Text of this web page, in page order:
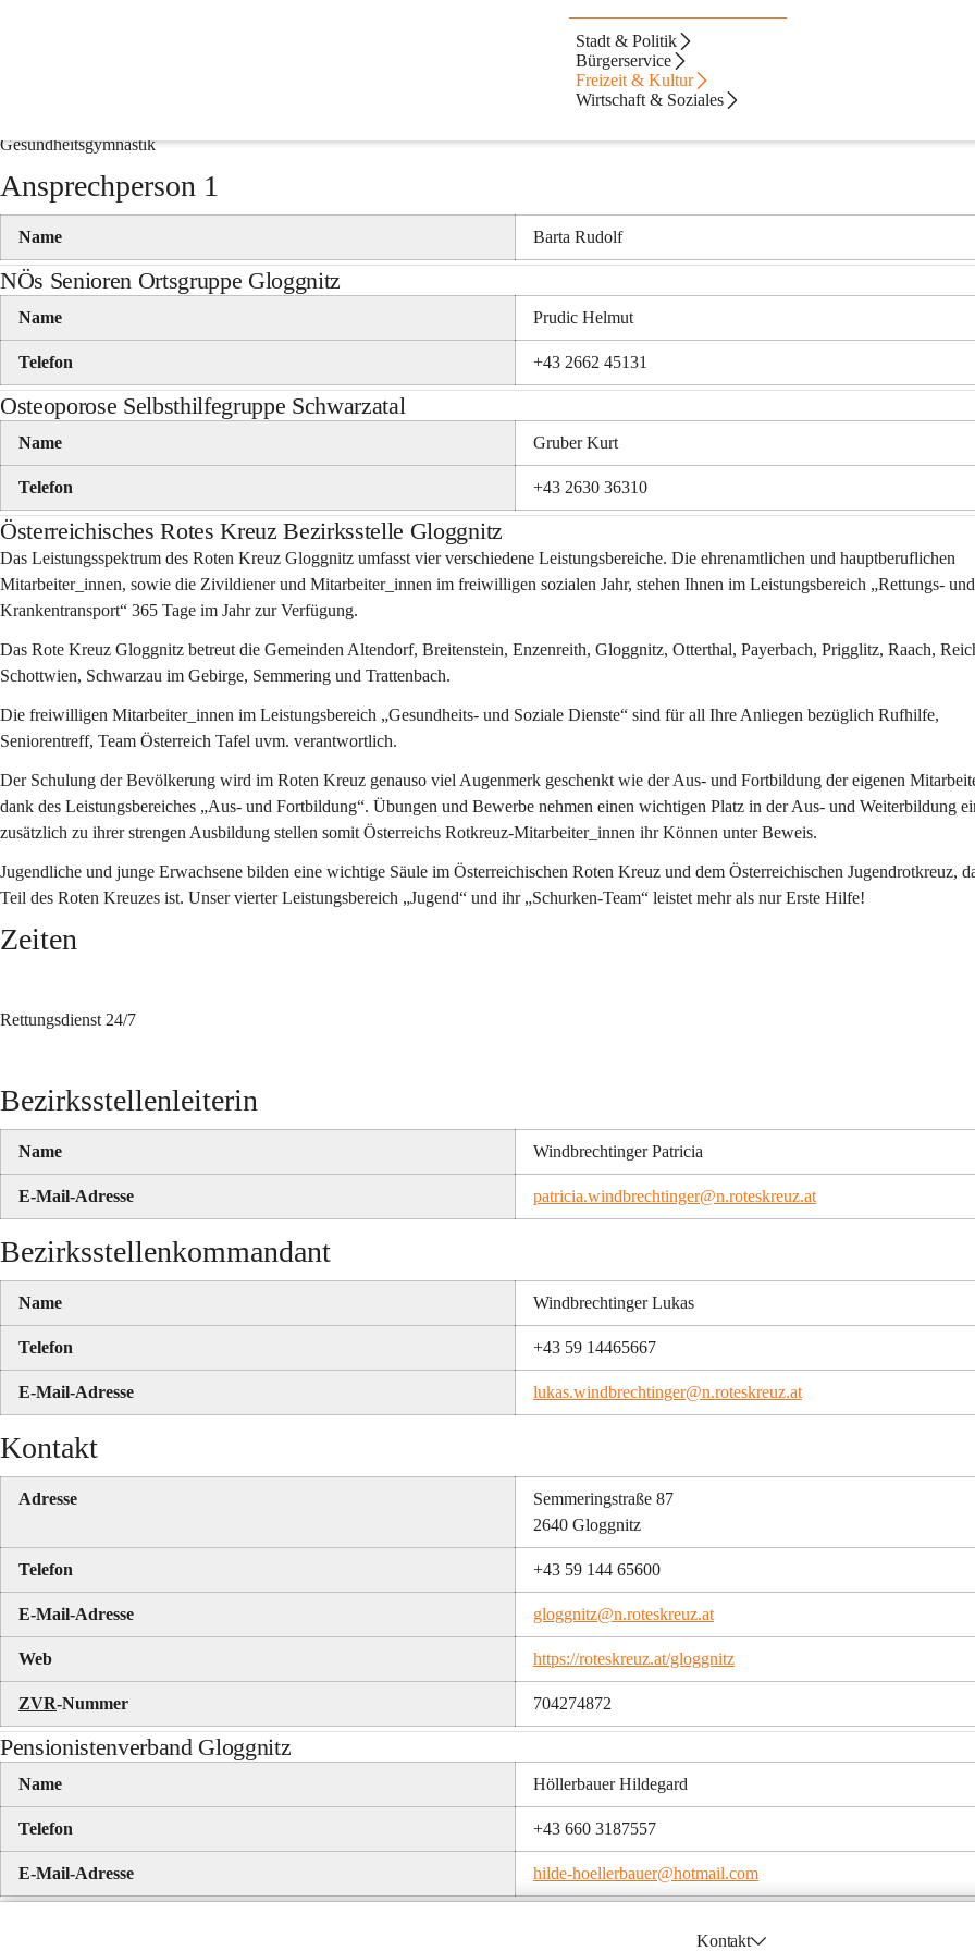
Stadt & Politik
Bürgerservice
Freizeit & Kultur
Wirtschaft & Soziales
Gesundheitsgymnastik
Ansprechperson 1
Name Barta Rudolf
NÖs Senioren Ortsgruppe Gloggnitz
Name Prudic Helmut
Telefon +43 2662 45131
Osteoporose Selbsthilfegruppe Schwarzatal
Name Gruber Kurt
Telefon +43 2630 36310
Österreichisches Rotes Kreuz Bezirksstelle Gloggnitz
Das Leistungsspektrum des Roten Kreuz Gloggnitz umfasst vier verschiedene Leistungsbereiche. Die ehrenamtlichen und hauptberuflichen
Mitarbeiter_innen, sowie die Zivildiener und Mitarbeiter_innen im freiwilligen sozialen Jahr, stehen Ihnen im Leistungsbereich „Rettungs- und
Krankentransport“ 365 Tage im Jahr zur Verfügung.
Das Rote Kreuz Gloggnitz betreut die Gemeinden Altendorf, Breitenstein, Enzenreith, Gloggnitz, Otterthal, Payerbach, Prigglitz, Raach,
Schottwien, Schwarzau im Gebirge, Semmering und Trattenbach.
Die freiwilligen Mitarbeiter_innen im Leistungsbereich „Gesundheits- und Soziale Dienste“ sind für all Ihre Anliegen bezüglich Rufhilfe,
Seniorentreff, Team Österreich Tafel uvm. verantwortlich.
Der Schulung der Bevölkerung wird im Roten Kreuz genauso viel Augenmerk geschenkt wie der Aus- und Fortbildung der eigenen
dank des Leistungsbereiches „Aus- und Fortbildung“. Übungen und Bewerbe nehmen einen wichtigen Platz in der Aus- und Weiterbildung
zusätzlich zu ihrer strengen Ausbildung stellen somit Österreichs Rotkreuz-Mitarbeiter_innen ihr Können unter Beweis.
Jugendliche und junge Erwachsene bilden eine wichtige Säule im Österreichischen Roten Kreuz und dem Österreichischen Jugendrotkreuz,
Teil des Roten Kreuzes ist. Unser vierter Leistungsbereich „Jugend“ und ihr „Schurken-Team“ leistet mehr als nur Erste Hilfe!
Zeiten
Rettungsdienst 24/7
Bezirksstellenleiterin
Name Windbrechtinger Patricia
E-Mail-Adresse patricia.windbrechtinger@n.roteskreuz.at
Bezirksstellenkommandant
Name Windbrechtinger Lukas
Telefon +43 59 14465667
E-Mail-Adresse lukas.windbrechtinger@n.roteskreuz.at
Kontakt
Adresse
Semmeringstraße 87
2640 Gloggnitz
Telefon +43 59 144 65600
E-Mail-Adresse gloggnitz@n.roteskreuz.at
Web https://roteskreuz.at/gloggnitz
ZVR-Nummer 704274872
Pensionistenverband Gloggnitz
Name Höllerbauer Hildegard
Telefon +43 660 3187557
E-Mail-Adresse hilde-hoellerbauer@hotmail.com
Kontakt